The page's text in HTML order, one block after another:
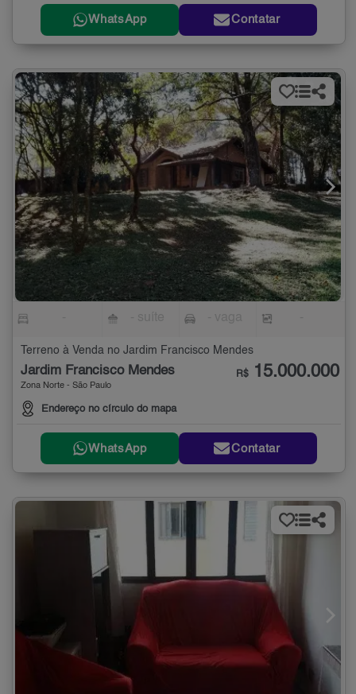
WhatsApp Contatar
Terreno à Venda no Jardim Francisco Mendes
Jardim Francisco Mendes
Zona Norte - São Paulo
Endereço no círculo do mapa
R$ 15.000.000
WhatsApp Contatar